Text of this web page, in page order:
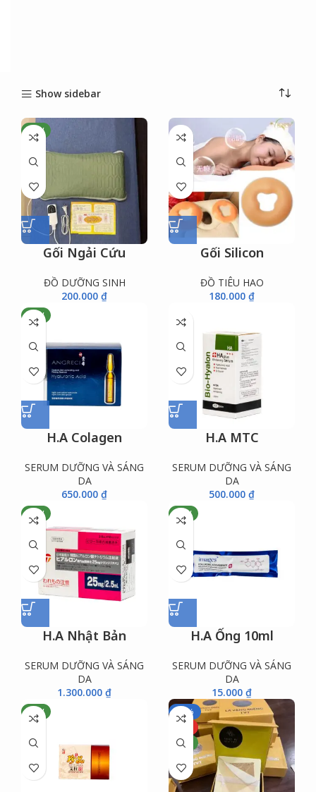
Show sidebar
NEW
Gối Ngải Cứu
ĐỒ DƯỠNG SINH
200.000 ₫
Gối Silicon
ĐỒ TIÊU HAO
180.000 ₫
NEW
H.A Colagen
SERUM DƯỠNG VÀ SÁNG
DA
650.000 ₫
H.A MTC
SERUM DƯỠNG VÀ SÁNG
DA
500.000 ₫
NEW
H.A Nhật Bản
SERUM DƯỠNG VÀ SÁNG
DA
1.300.000 ₫
NEW
H.A Ống 10ml
SERUM DƯỠNG VÀ SÁNG
DA
15.000 ₫
NEW
-10%
NEW